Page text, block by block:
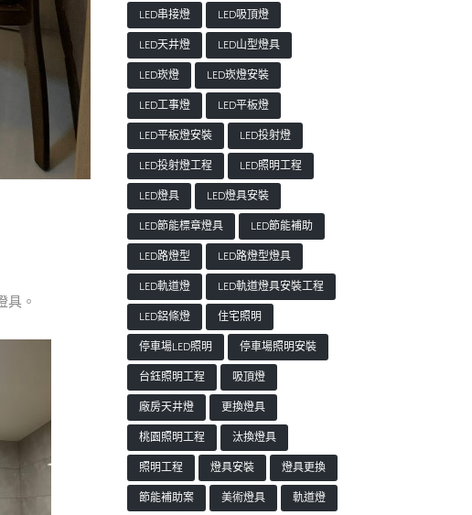
具。
LED串接燈
LED吸頂燈
LED天井燈
LED山型燈具
LED崁燈
LED崁燈安裝
LED工事燈
LED平板燈
LED平板燈安裝
LED投射燈
LED投射燈工程
LED照明工程
LED燈具
LED燈具安裝
LED節能標章燈具
LED節能補助
LED路燈型
LED路燈型燈具
LED軌道燈
LED軌道燈具安裝工程
LED鋁條燈
住宅照明
停車場LED照明
停車場照明安裝
台鈺照明工程
吸頂燈
廠房天井燈
更換燈具
桃園照明工程
汰換燈具
照明工程
燈具安裝
燈具更換
節能補助案
美術燈具
軌道燈